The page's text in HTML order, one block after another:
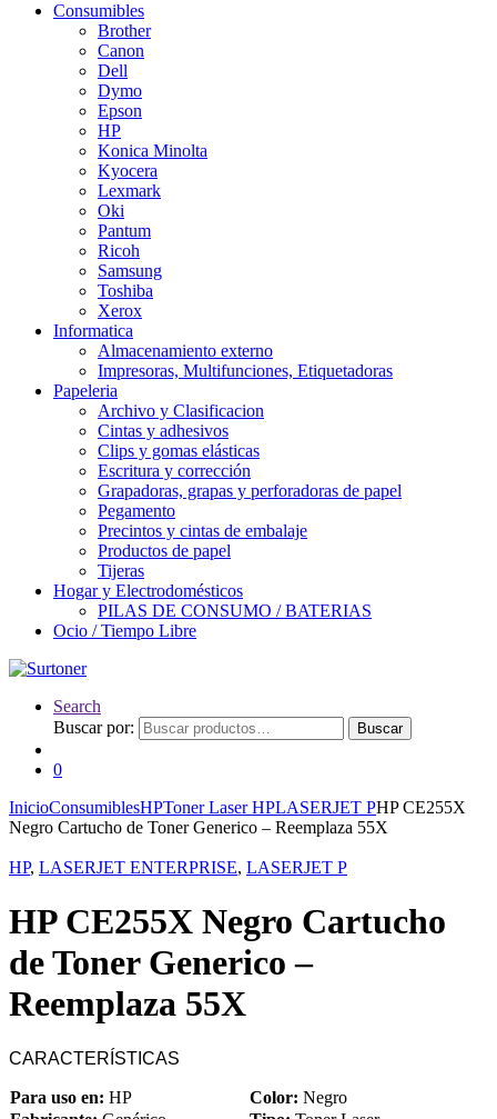
Consumibles
Brother
Canon
Dell
Dymo
Epson
HP
Konica Minolta
Kyocera
Lexmark
Oki
Pantum
Ricoh
Samsung
Toshiba
Xerox
Informatica
Almacenamiento externo
Impresoras, Multifunciones, Etiquetadoras
Papeleria
Archivo y Clasificacion
Cintas y adhesivos
Clips y gomas elásticas
Escritura y corrección
Grapadoras, grapas y perforadoras de papel
Pegamento
Precintos y cintas de embalaje
Productos de papel
Tijeras
Hogar y Electrodomésticos
PILAS DE CONSUMO / BATERIAS
Ocio / Tiempo Libre
Search
Buscar por:
Buscar
0
InicioConsumiblesHPToner Laser HPLASERJET PHP CE255X
Negro Cartucho de Toner Generico – Reemplaza 55X
HP, LASERJET ENTERPRISE, LASERJET P
HP CE255X Negro Cartucho
de Toner Generico –
Reemplaza 55X
CARACTERÍSTICAS
Para uso en: HP Color: Negro